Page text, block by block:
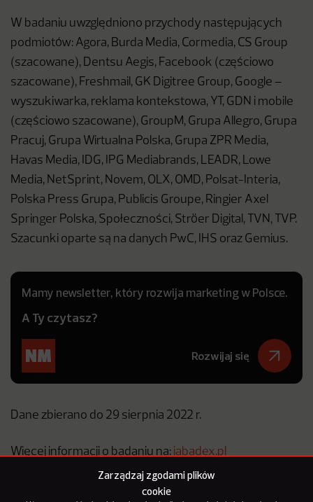
Zarządzaj zgodami plików
cookie
W badaniu uwzględniono przychody następujących
podmiotów: Agora, Burda Media, Cormedia, CS Group
(szacowane), Dentsu Aegis, Facebook (częściowo
szacowane), Freshmail, GK Digitree Group, Google –
wyszukiwarka, reklama kontekstowa, YT, GDN i mobile
(częściowo szacowane), GroupM, Grupa Allegro, Grupa
Pracuj, Grupa Wirtualna Polska, Grupa ZPR Media,
Havas Media, IDG, IPG Mediabrands, LEADR, Lowe
Media, NetSprint, Novem, OLX, OMD, Polsat-Interia,
Polska Press Grupa, Publicis Groupe, Ringier Axel
Springer Polska, Społeczności, Ströer Digital, TVN, TVP.
Szacunki oparte są na danych PwC, IHS oraz Gemius.
Mamy newsletter, który rozwija marketing w Polsce.
A Ty czytasz?
Rozwijaj się
Dane zbierano do 29 sierpnia 2022 r.
Więcej informacji o badaniu na: iabadex.pl